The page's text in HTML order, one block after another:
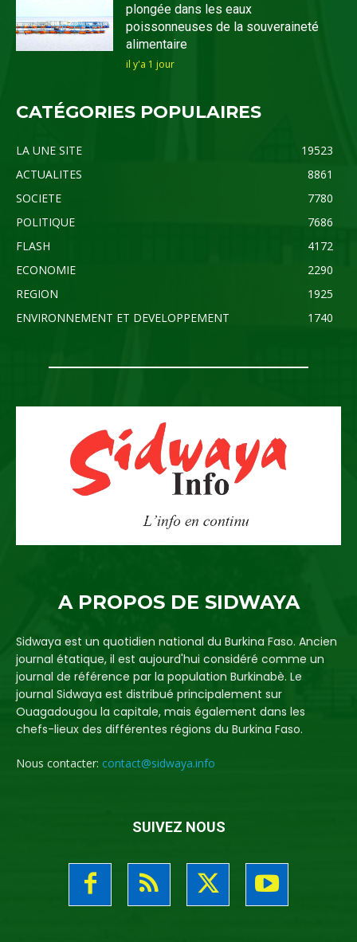
plongée dans les eaux
poissonneuses de la souveraineté
alimentaire
il y'a 1 jour
CATÉGORIES POPULAIRES
LA UNE SITE
19523
ACTUALITES
8861
SOCIETE
7780
POLITIQUE
7686
FLASH
4172
ECONOMIE
2290
REGION
1925
ENVIRONNEMENT ET DEVELOPPEMENT
1740
A PROPOS DE SIDWAYA
Sidwaya est un quotidien national du Burkina Faso. Ancien
journal étatique, il est aujourd'hui considéré comme un
journal de référence par la population Burkinabè. Le
journal Sidwaya est distribué principalement sur
Ouagadougou la capitale, mais également dans les
chefs-lieux des différentes régions du Burkina Faso.
Nous contacter: contact@sidwaya.info
SUIVEZ NOUS